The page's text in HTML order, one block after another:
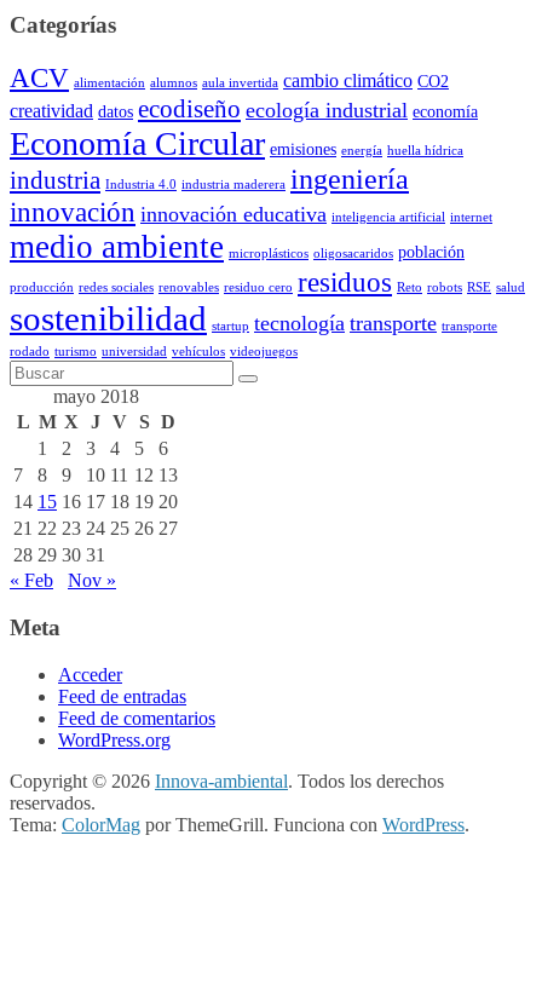
Categorías
ACV alimentación alumnos aula invertida cambio climático CO2
creatividad datos ecodiseño ecología industrial economía
Economía Circular emisiones energía huella hídrica
industria Industria 4.0 industria maderera ingeniería
innovación innovación educativa inteligencia artificial internet
medio ambiente microplásticos oligosacaridos población
producción redes sociales renovables residuo cero residuos Reto robots RSE salud
sostenibilidad startup tecnología transporte transporte
rodado turismo universidad vehículos videojuegos
mayo 2018
L M X J V S D
1
2 3 4 5
6
7
8 9 10 11 12 13
14 15 16 17 18 19 20
21 22 23 24 25 26 27
28 29 30 31
« Feb
Nov »
Meta
Acceder
Feed de entradas
Feed de comentarios
WordPress.org
Copyright © 2026 Innova-ambiental. Todos los derechos
reservados.
Tema: ColorMag por ThemeGrill. Funciona con WordPress.